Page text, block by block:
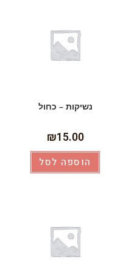
נשיקות – כחול
₪15.00
הוספה לסל